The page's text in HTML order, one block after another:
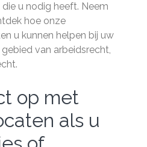
u nodig heeft. Neem
hoe onze
u kunnen helpen bij uw
van arbeidsrecht,
op met
als u